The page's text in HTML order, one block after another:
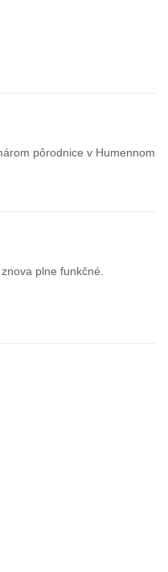
pôrodnice v Humennom
plne funkčné.